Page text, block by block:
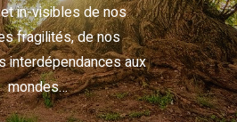
in-visibles de nos
fragilités, de nos
interdépendances aux
mondes…